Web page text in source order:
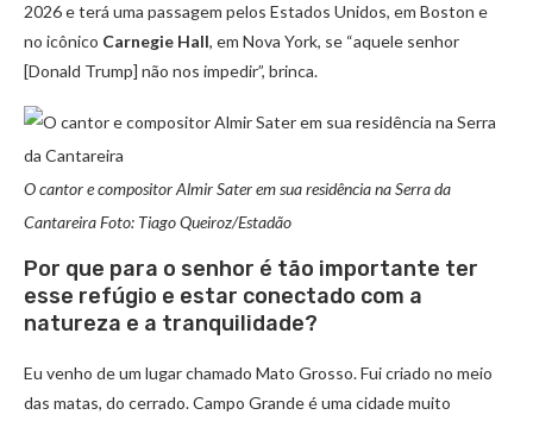
2026 e terá uma passagem pelos Estados Unidos, em Boston e
no icônico Carnegie Hall, em Nova York, se “aquele senhor
[Donald Trump] não nos impedir”, brinca.
O cantor e compositor Almir Sater em sua residência na Serra da
Cantareira Foto: Tiago Queiroz/Estadão
Por que para o senhor é tão importante ter
esse refúgio e estar conectado com a
natureza e a tranquilidade?
Eu venho de um lugar chamado Mato Grosso. Fui criado no meio
das matas, do cerrado. Campo Grande é uma cidade muito